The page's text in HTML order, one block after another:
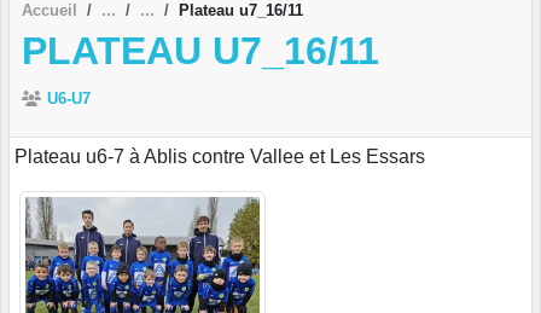
Accueil Plateau u7_16/11
PLATEAU U7_16/11
U6-U7
Plateau u6-7 à Ablis contre Vallee et Les Essars